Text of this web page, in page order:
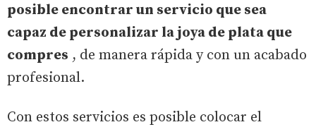
posible encontrar un servicio que sea
capaz de personalizar la joya de plata que
compres , de manera rápida y con un acabado
profesional.
Con estos servicios es posible colocar el